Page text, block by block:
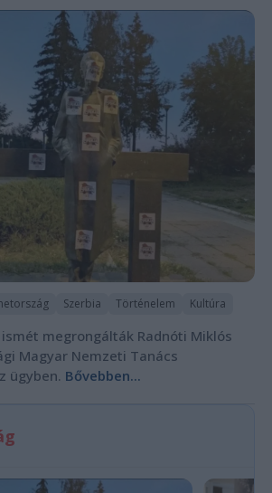
Szerbia Történelem Kultúra
megrongálták Radnóti Miklós
Magyar Nemzeti Tanács
ügyben. Bővebben...